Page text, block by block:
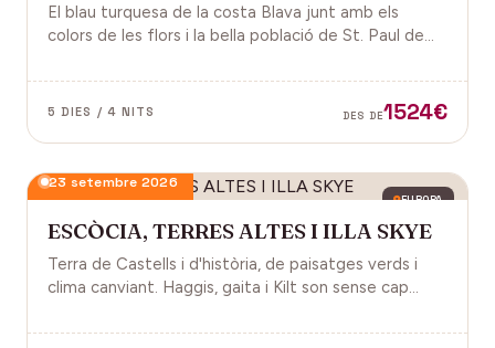
El blau turquesa de la costa Blava junt amb els
colors de les flors i la bella població de St. Paul de
digne de visitar. Perfums a Grasse.
5 DIES / 4 NITS DES DE1524€
EUROPA
23 setembre 2026
ESCÒCIA, TERRES ALTES I ILLA SKYE
Terra de Castells i d'història, de paisatges verds i
clima canviant. Haggis, gaita i Kilt son sense cap